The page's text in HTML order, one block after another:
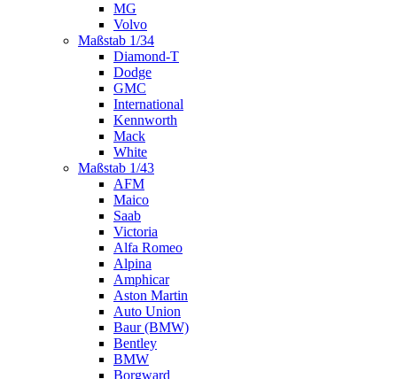
MG
Volvo
Maßstab 1/34
Diamond-T
Dodge
GMC
International
Kennworth
Mack
White
Maßstab 1/43
AFM
Maico
Saab
Victoria
Alfa Romeo
Alpina
Amphicar
Aston Martin
Auto Union
Baur (BMW)
Bentley
BMW
Borgward